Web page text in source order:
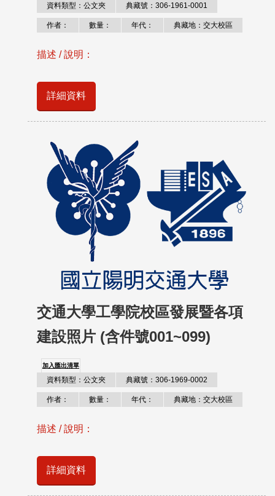
資料類型：公文夾 典藏號：306-1961-0001
作者： 數量： 年代： 典藏地：交大校區
描述 / 說明：
詳細資料
交通大學工學院校區發展暨各項
建設照片 (含件號001~099)
加入匯出清單
資料類型：公文夾 典藏號：306-1969-0002
作者： 數量： 年代： 典藏地：交大校區
描述 / 說明：
詳細資料